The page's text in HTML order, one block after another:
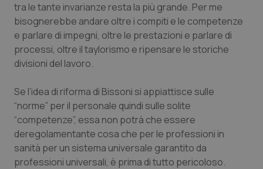
tra le tante invarianze resta la più grande. Per me
bisognerebbe andare oltre i compiti e le competenze
e parlare di impegni, oltre le prestazioni e parlare di
processi, oltre il taylorismo e ripensare le storiche
divisioni del lavoro.
Se l’idea di riforma di Bissoni si appiattisce sulle
“norme” per il personale quindi sulle solite
“competenze”, essa non potrà che essere
deregolamentante cosa che per le professioni in
sanità per un sistema universale garantito da
professioni universali, è prima di tutto pericoloso.
Nome
Fornitore/
Dominio
Scadenza
_ga_0VMQEQKQ1N .quotidianosanita.it
1 anno 1
mese
Questo
cookie
Nome Fornitore / Dominio Scadenza
VISITOR_INFO1_LIVE
Google LLC
.youtube.com
5 mesi 4
settimane